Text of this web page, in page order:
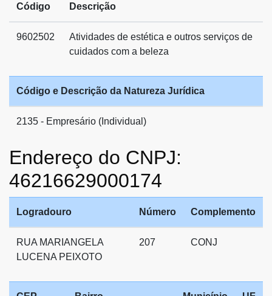
Código Descrição
9602502
Atividades de estética e outros serviços de
cuidados com a beleza
Código e Descrição da Natureza Jurídica
2135 - Empresário (Individual)
Endereço do CNPJ:
46216629000174
Logradouro Número Complemento
RUA MARIANGELA
LUCENA PEIXOTO
207 CONJ